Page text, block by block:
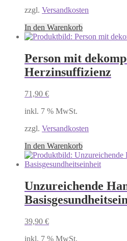
zzgl. Versandkosten
In den Warenkorb
Person mit
Herzinsuffizienz
71,90 €
inkl. 7 % MwSt.
zzgl. Versandkosten
In den Warenkorb
Unzureichende
39,90 €
inkl. 7 % MwSt.